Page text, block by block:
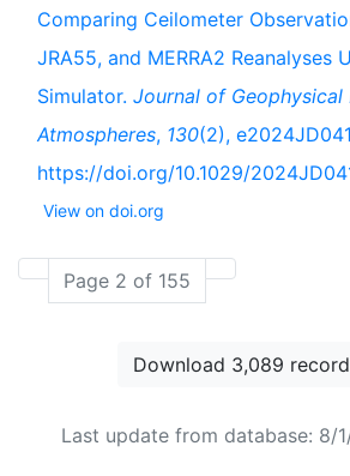
Comparing Ceilometer
JRA55, and MERRA2 Reanalyses
Simulator. Journal of Geophysical
Atmospheres, 130(2),
https://doi.org/10.1029/
View on doi.org
Page 2 of 155
Download 3,089
Last update from database: 8/